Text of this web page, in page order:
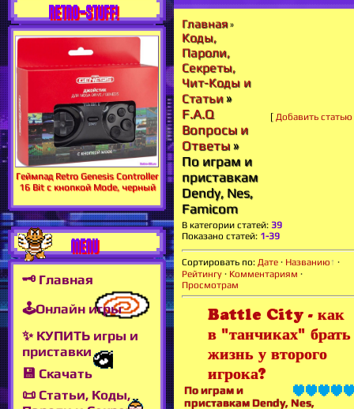
RETRO-STUFF!
Геймпад Retro Genesis Controller
16 Bit с кнопкой Mode, черный
MENU
🗝 Главная
🕹Онлайн игры
✨ КУПИТЬ игры и
приставки
💾 Скачать
📜 Статьи, Коды,
Главная»
Коды,
Пароли,
Секреты,
Чит-Коды и
Статьи»
F.A.Q
Вопросы и
Ответы »
По играм и
приставкам
Dendy, Nes,
Famicom
[ Добавить статью
В категории статей: 39
Показано статей: 1-39
Сортировать по: Дате · Названию
·
Рейтингу · Комментариям ·
Просмотрам
Battle City - как
в "танчиках" брать
жизнь у второго
игрока?
По играм и
приставкам Dendy, Nes,